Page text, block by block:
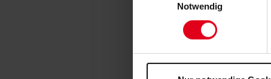
Notwendig